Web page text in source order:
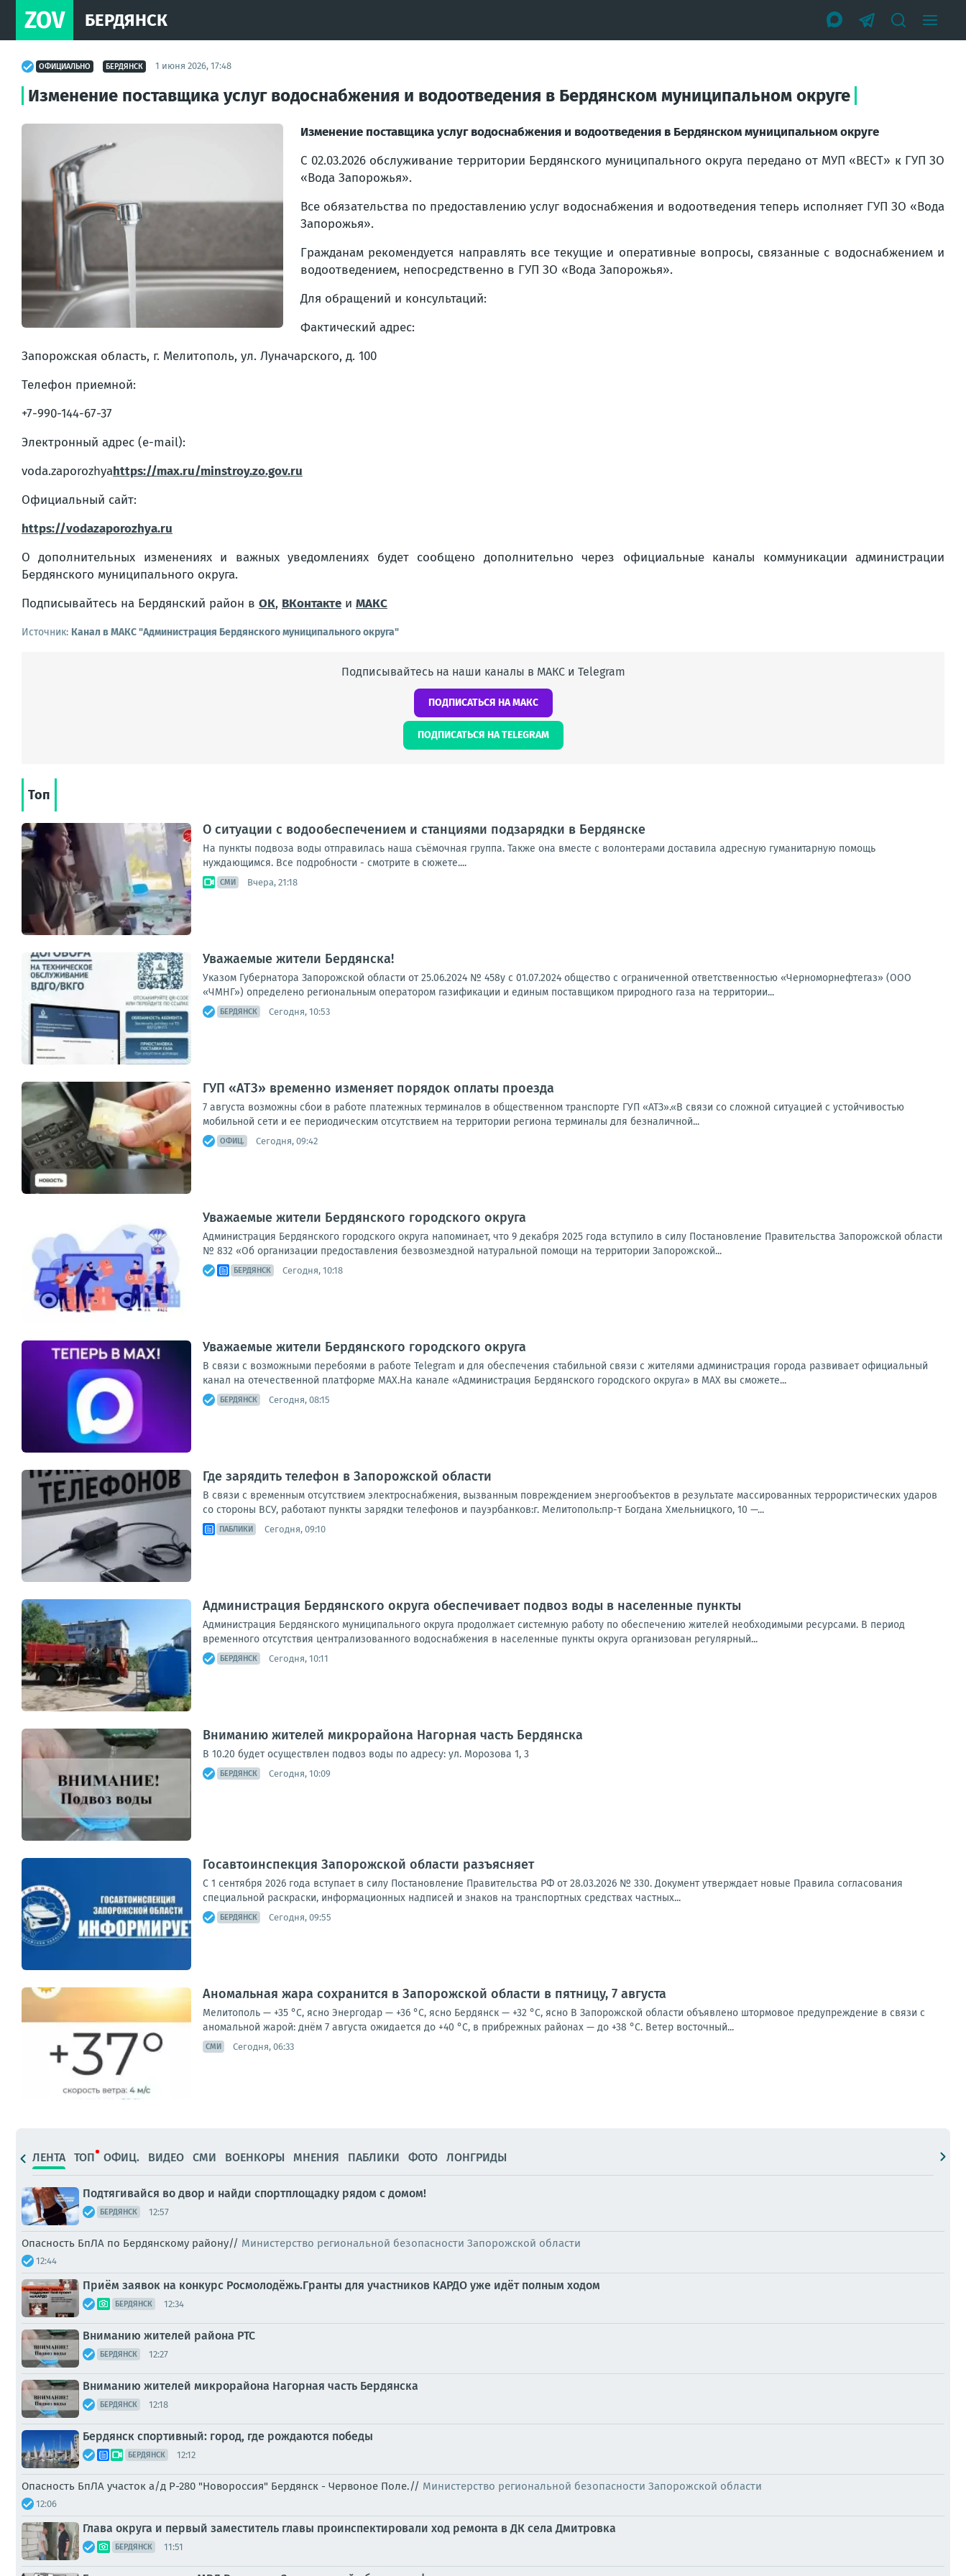
ZOV БЕРДЯНСК
ОФИЦИАЛЬНО БЕРДЯНСК 1 июня 2026, 17:48
Изменение поставщика услуг водоснабжения и водоотведения в Бердянском муниципальном округе
Изменение поставщика услуг водоснабжения и водоотведения в Бердянском муниципальном округе
С 02.03.2026 обслуживание территории Бердянского муниципального округа передано от МУП «ВЕСТ» к ГУП ЗО
«Вода Запорожья».
Все обязательства по предоставлению услуг водоснабжения и водоотведения теперь исполняет ГУП ЗО «Вода
Запорожья».
Гражданам рекомендуется направлять все текущие и оперативные вопросы, связанные с водоснабжением и
водоотведением, непосредственно в ГУП ЗО «Вода Запорожья».
Для обращений и консультаций:
Фактический адрес:
Запорожская область, г. Мелитополь, ул. Луначарского, д. 100
Телефон приемной:
+7-990-144-67-37
Электронный адрес (e-mail):
voda.zaporozhyahttps://max.ru/minstroy.zo.gov.ru
Официальный сайт:
https://vodazaporozhya.ru
О дополнительных изменениях и важных уведомлениях будет сообщено дополнительно через официальные каналы коммуникации администрации
Бердянского муниципального округа.
Подписывайтесь на Бердянский район в ОК, ВКонтакте и МАКС
Источник: Канал в МАКС "Администрация Бердянского муниципального округа"
Подписывайтесь на наши каналы в МАКС и Telegram
ПОДПИСАТЬСЯ НА МАКС
ПОДПИСАТЬСЯ НА TELEGRAM
Топ
О ситуации с водообеспечением и станциями подзарядки в Бердянске
На пункты подвоза воды отправилась наша съёмочная группа. Также она вместе с волонтерами доставила адресную гуманитарную помощь
нуждающимся. Все подробности - смотрите в сюжете....
СМИ Вчера, 21:18
Уважаемые жители Бердянска!
Указом Губернатора Запорожской области от 25.06.2024 № 458у с 01.07.2024 общество с ограниченной ответственностью «Черноморнефтегаз» (ООО
«ЧМНГ») определено региональным оператором газификации и единым поставщиком природного газа на территории...
БЕРДЯНСК Сегодня, 10:53
ГУП «АТЗ» временно изменяет порядок оплаты проезда
7 августа возможны сбои в работе платежных терминалов в общественном транспорте ГУП «АТЗ».«В связи со сложной ситуацией с устойчивостью
мобильной сети и ее периодическим отсутствием на территории региона терминалы для безналичной...
ОФИЦ. Сегодня, 09:42
Уважаемые жители Бердянского городского округа
Администрация Бердянского городского округа напоминает, что 9 декабря 2025 года вступило в силу Постановление Правительства Запорожской области
№ 832 «Об организации предоставления безвозмездной натуральной помощи на территории Запорожской...
БЕРДЯНСК Сегодня, 10:18
Уважаемые жители Бердянского городского округа
В связи с возможными перебоями в работе Telegram и для обеспечения стабильной связи с жителями администрация города развивает официальный
канал на отечественной платформе MAX.На канале «Администрация Бердянского городского округа» в MAX вы сможете...
БЕРДЯНСК Сегодня, 08:15
Где зарядить телефон в Запорожской области
В связи с временным отсутствием электроснабжения, вызванным повреждением энергообъектов в результате массированных террористических ударов
со стороны ВСУ, работают пункты зарядки телефонов и пауэрбанков:г. Мелитополь:пр-т Богдана Хмельницкого, 10 —...
ПАБЛИКИ Сегодня, 09:10
Администрация Бердянского округа обеспечивает подвоз воды в населенные пункты
Администрация Бердянского муниципального округа продолжает системную работу по обеспечению жителей необходимыми ресурсами. В период
временного отсутствия централизованного водоснабжения в населенные пункты округа организован регулярный...
БЕРДЯНСК Сегодня, 10:11
Вниманию жителей микрорайона Нагорная часть Бердянска
В 10.20 будет осуществлен подвоз воды по адресу: ул. Морозова 1, 3
БЕРДЯНСК Сегодня, 10:09
Госавтоинспекция Запорожской области разъясняет
С 1 сентября 2026 года вступает в силу Постановление Правительства РФ от 28.03.2026 № 330. Документ утверждает новые Правила согласования
специальной раскраски, информационных надписей и знаков на транспортных средствах частных...
БЕРДЯНСК Сегодня, 09:55
Аномальная жара сохранится в Запорожской области в пятницу, 7 августа
Мелитополь — +35 °С, ясно Энергодар — +36 °С, ясно Бердянск — +32 °С, ясно В Запорожской области объявлено штормовое предупреждение в связи с
аномальной жарой: днём 7 августа ожидается до +40 °С, в прибрежных районах — до +38 °С. Ветер восточный...
СМИ Сегодня, 06:33
ЛЕНТА ТОП ОФИЦ. ВИДЕО СМИ ВОЕНКОРЫ МНЕНИЯ ПАБЛИКИ ФОТО ЛОНГРИДЫ
Подтягивайся во двор и найди спортплощадку рядом с домом!
БЕРДЯНСК 12:57
Опасность БпЛА по Бердянскому району// Министерство региональной безопасности Запорожской области
12:44
Приём заявок на конкурс Росмолодёжь.Гранты для участников КАРДО уже идёт полным ходом
БЕРДЯНСК 12:34
Вниманию жителей района РТС
БЕРДЯНСК 12:27
Вниманию жителей микрорайона Нагорная часть Бердянска
БЕРДЯНСК 12:18
Бердянск спортивный: город, где рождаются победы
БЕРДЯНСК 12:12
Опасность БпЛА участок а/д Р-280 "Новороссия" Бердянск - Червоное Поле.// Министерство региональной безопасности Запорожской области
12:06
Глава округа и первый заместитель главы проинспектировали ход ремонта в ДК села Дмитровка
БЕРДЯНСК 11:51